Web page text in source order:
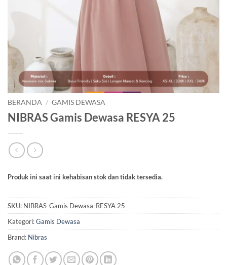
BERANDA / GAMIS DEWASA
NIBRAS Gamis Dewasa RESYA 25
Produk ini saat ini kehabisan stok dan tidak tersedia.
SKU: NIBRAS-Gamis Dewasa-RESYA 25
Kategori:Gamis Dewasa
Brand: Nibras